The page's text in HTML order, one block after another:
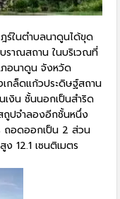
ร์ในตำบลนาดูนได้ขุด
ราณสถาน ในบริเวณที่
อนาดูน จังหวัด
กล็ดแก้วประดิษฐ์สถาน
เงิน ชั้นนอกเป็นสำริด
ถูปจำลองอีกชั้นหนึ่ง
ถอดออกเป็น 2 ส่วน
12.1 เซนติเมตร